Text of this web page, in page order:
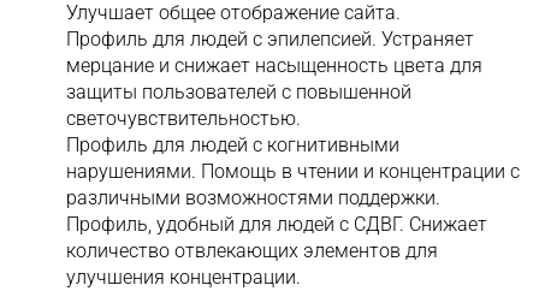
Улучшает общее отображение сайта.
Профиль для людей с эпилепсией. Устраняет
мерцание и снижает насыщенность цвета для
защиты пользователей с повышенной
светочувствительностью.
Профиль для людей с когнитивными
нарушениями. Помощь в чтении и концентрации с
различными возможностями поддержки.
Профиль, удобный для людей с СДВГ. Снижает
количество отвлекающих элементов для
улучшения концентрации.